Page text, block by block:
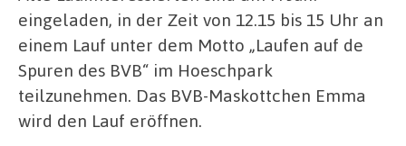
eingeladen, in der Zeit von 12.15 bis 15 Uhr an
einem Lauf unter dem Motto „Laufen auf de
Spuren des BVB“ im Hoeschpark
teilzunehmen. Das BVB-Maskottchen Emma
wird den Lauf eröffnen.